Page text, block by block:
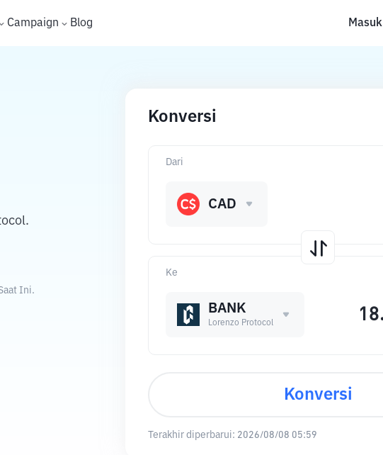
Campaign Blog Masuk
Ini.
Konversi
Ke
BANK
Lorenzo Protocol
Dari
CAD
Konversi
Terakhir diperbarui: 2026/08/08 05:59